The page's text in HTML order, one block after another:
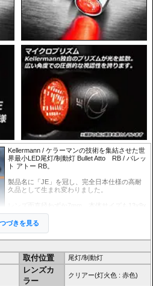
に取り付ける場合に取り付けてください。放
灯との置き換えの場合、ナンバープレート灯
用時は動作保証、品質保証をいたしかねま
場合はKellermann製品をご利用ください。
レクチファイアなどをそのまま利用する場
ナーダイオードなどで電源のスパイク対策を必
確実に内蔵ICが破損します。対策を行っていな
ト専用の特別
Kellermann社
力のもと、車両
まであらゆる情
圏とは異なる
は日本マーケ
仕様となりました。Bullet Attoは23年10月よりさら
してJEが刻印されました。この日本仕様品は驚異の
生時は情報を頂き、製品改善を継続しています。
Kellermann / ケラーマンの技術を集結させた世
界最小LED尾灯/制動灯 Bullet Atto RB / バレッ
ト アトー RB。
製品名に「JE」を冠し、完全日本仕様の高耐
久品として生まれ変わりました。
14mmの極小サイズ。腕時計はもちろんコイン
よりも遥かに小さく、 消灯時にはその存在を
感じさせません。
面に施し、広い角度での圧倒的な視認性を誇り
光量こそが困難な製品化を実現した、Kellerma
つづきを見る
取付位置 尾灯/制動灯
レンズカ
ラー
クリアー(灯火色 : 赤色)